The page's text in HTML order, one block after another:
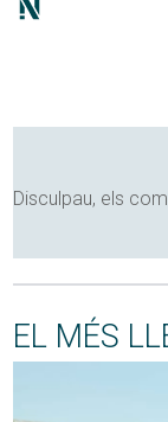
Disculpau, els
EL MÉS